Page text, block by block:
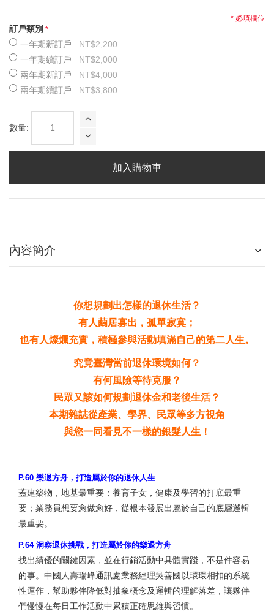
訂戶類別
一年期新訂戶
NT$2,200
一年期續訂戶
NT$2,000
兩年期新訂戶
NT$4,000
兩年期續訂戶
NT$3,800
* 必填欄位
數量:
加入購物車
內容簡介
你想規劃出怎樣的退休生活？
有人繭居寡出，孤單寂寞；
也有人燦爛充實，積極參與活動填滿自己的第二人生。
究竟臺灣當前退休環境如何？
有何風險等待克服？
民眾又該如何規劃退休金和老後生活？
本期雜誌從產業、學界、民眾等多方視角
與您一同看見不一樣的銀髮人生！
P.60 樂退方舟，打造屬於你的退休人生
蓋建築物，地基最重要；養育子女，健康及學習的打底最重
要；業務員想要愈做愈好，從根本發展出屬於自己的底層邏輯
最重要。
P.64 洞察退休挑戰，打造屬於你的樂退方舟
找出績優的關鍵因素，並在行銷活動中具體實踐，不是件容易
的事。中國人壽瑞峰通訊處業務經理吳善國以環環相扣的系統
性運作，幫助夥伴降低對抽象概念及邏輯的理解落差，讓夥伴
們慢慢在每日工作活動中累積正確思維與習慣。